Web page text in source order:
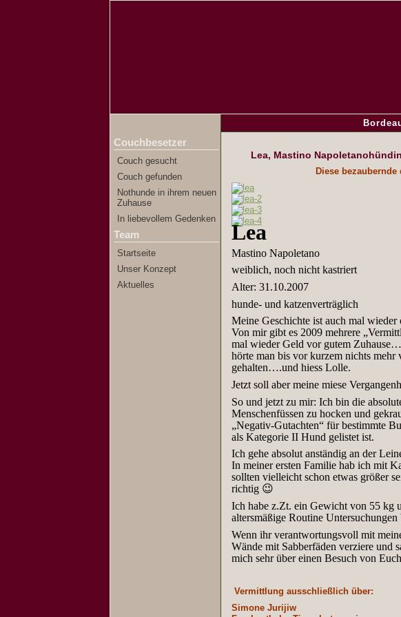
Couchbesetzer
Couch gesucht
Couch gefunden
Nothunde in ihrem neuen
Zuhause
In liebevollem Gedenken
Team
Startseite
Unser Konzept
Aktuelles
Lea, Mastino
Diese
Lea
Mastino Napoletano
weiblich, noch nicht kastriert
Alter: 31.10.2007
hunde- und katzenverträglich
Meine Geschichte ist auch mal
Von mir gibt es 2009 mehrere
mal wieder Geld vor gutem
hörte man bis vor kurzem nichts
gehalten….und hiess Lolle.
Jetzt soll aber meine miese
So und jetzt zu mir: Ich bin die
Menschenfüssen zu hocken und
„Negativ-Gutachten“ für bestimmte
als Kategorie II Hund gelistet ist.
Ich gehe absolut anständig an der
In meiner ersten Familie hab ich mit
sollten vielleicht schon etwas größer
richtig 😉
Ich habe z.Zt. ein Gewicht von 55 kg
altersmäßige Routine Untersuchungen
Wenn ihr verantwortungsvoll mit
Wände mit Sabberfäden verziere und
mich sehr über einen Besuch von
Vermittlung ausschließlich über:
Simone Jurijiw